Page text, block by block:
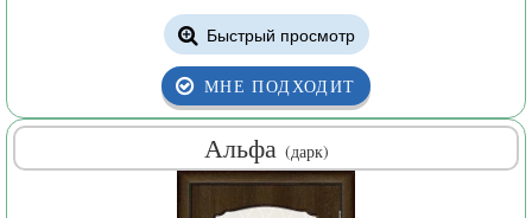
Быстрый просмотр
МНЕ ПОДХОДИТ
Альфа (дарк)